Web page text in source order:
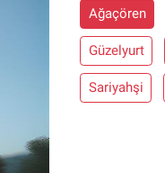
Ağaçören
Güzelyurt
Sariyahşi